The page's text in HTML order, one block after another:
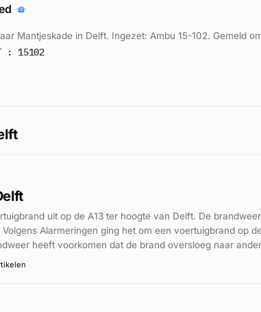
Mantjeskade in Delft. Ingezet: Ambu 15-102. Gemeld
: 15102
uit op de A13 ter hoogte van Delft. De
Alarmeringen ging het om een voertuigbrand op
heeft voorkomen dat de brand oversloeg naar
brand is onder controle gebracht zonder melding van